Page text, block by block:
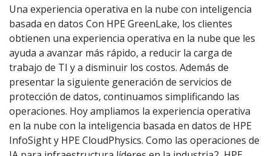
Una experiencia operativa en la nube con inteligencia
basada en datos Con HPE GreenLake, los clientes
obtienen una experiencia operativa en la nube que les
ayuda a avanzar más rápido, a reducir la carga de
trabajo de TI y a disminuir los costos. Además de
presentar la siguiente generación de servicios de
protección de datos, continuamos simplificando las
operaciones. Hoy ampliamos la experiencia operativa
en la nube con la inteligencia basada en datos de HPE
InfoSight y HPE CloudPhysics. Como las operaciones de